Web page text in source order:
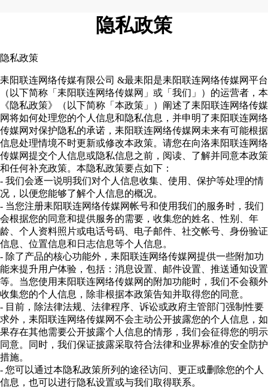
隐私政策
隐私政策
耒阳联连网络传媒有限公司 &最耒阳是耒阳联连网络传媒网平台
（以下简称「耒阳联连网络传媒网」或「我们」）的运营者，本
《隐私政策》（以下简称「本政策」）阐述了耒阳联连网络传媒
网将如何处理您的个人信息和隐私信息，并申明了耒阳联连网络
传媒网对保护隐私的承诺，耒阳联连网络传媒网未来有可能根据
信息处理情境不时更新或修改本政策。请您在向洛耒阳联连网络
传媒网提交个人信息或隐私信息之前，阅读、了解并同意本政策
和任何补充政策。本隐私政策要点如下：
- 我们会逐一说明我们对个人信息收集、使用、保护等处理的情
况，以便您能够了解个人信息的概况。
- 当您注册耒阳联连网络传媒网帐号和使用我们的服务时，我们
会根据您的同意和提供服务的需要，收集您的姓名、性别、年
龄、个人资料照片或电话号码、电子邮件、社交帐号、身份验证
信息、位置信息和日志信息等个人信息。
- 除了产品的核心功能外，耒阳联连网络传媒网提供一些附加功
能来提升用户体验，包括：消息设置、邮件设置、推送通知设置
等。当您使用耒阳联连网络传媒网的附加功能时，我们不会额外
收集您的个人信息，除非根据本政策告知并取得您的同意。
- 目前，除法律法规、法律程序、诉讼或政府主管部门强制性要
求外，耒阳联连网络传媒网不会主动公开披露您的个人信息，如
果存在其他需要公开披露个人信息的情形，我们会征得您的明示
同意。同时，我们保证披露采取符合法律和业界标准的安全防护
措施。
- 您可以通过本隐私政策所列的途径访问、更正或删除您的个人
信息，也可以进行隐私设置或与我们取得联系。